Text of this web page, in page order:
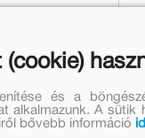
Ft
és a
alkalmazunk. A sütik
bővebb információ